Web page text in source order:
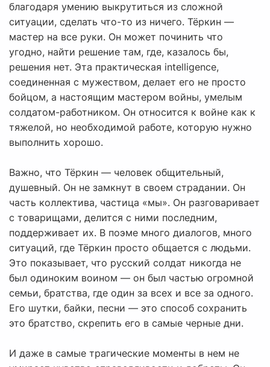
благодаря умению выкрутиться из сложной
ситуации, сделать что-то из ничего. Тёркин —
мастер на все руки. Он может починить что
угодно, найти решение там, где, казалось бы,
решения нет. Эта практическая intelligence,
соединенная с мужеством, делает его не просто
бойцом, а настоящим мастером войны, умелым
солдатом-работником. Он относится к войне как к
тяжелой, но необходимой работе, которую нужно
выполнить хорошо.
Важно, что Тёркин — человек общительный,
душевный. Он не замкнут в своем страдании. Он
часть коллектива, частица «мы». Он разговаривает
с товарищами, делится с ними последним,
поддерживает их. В поэме много диалогов, много
ситуаций, где Тёркин просто общается с людьми.
Это показывает, что русский солдат никогда не
был одиноким воином — он был частью огромной
семьи, братства, где один за всех и все за одного.
Его шутки, байки, песни — это способ сохранить
это братство, скрепить его в самые черные дни.
И даже в самые трагические моменты в нем не